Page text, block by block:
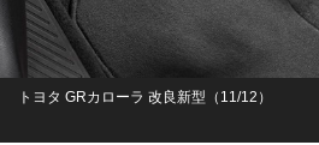
トヨタ GRカローラ 改良新型（11/12）